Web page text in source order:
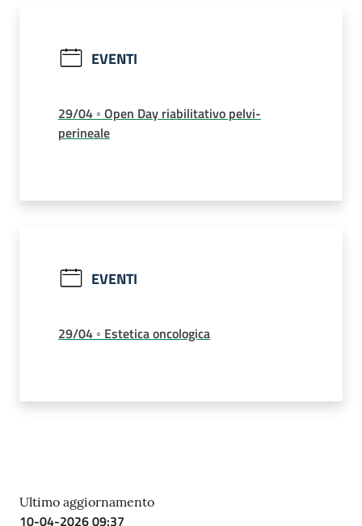
EVENTI
29/04 ◦ Open Day riabilitativo pelvi-
perineale
EVENTI
29/04 ◦ Estetica oncologica
Ultimo aggiornamento
10-04-2026 09:37